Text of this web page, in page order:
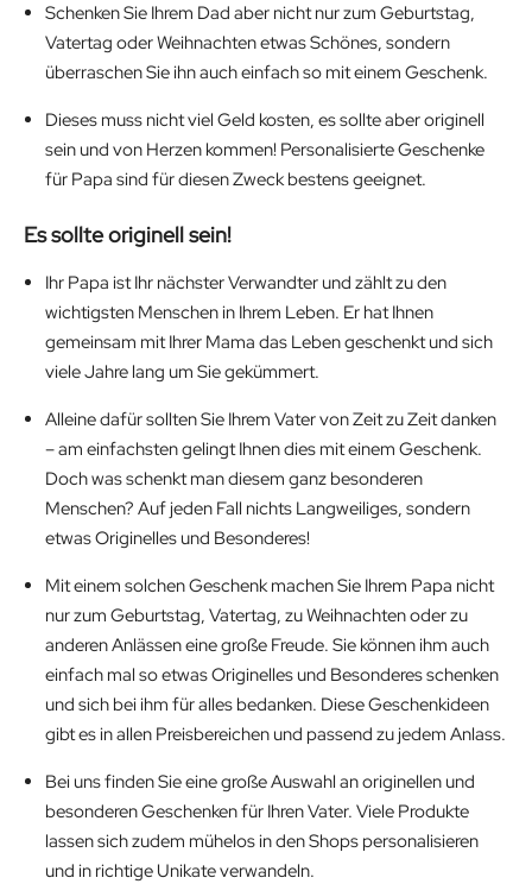
Schenken Sie Ihrem Dad aber nicht nur zum Geburtstag,
Vatertag oder Weihnachten etwas Schönes, sondern
überraschen Sie ihn auch einfach so mit einem Geschenk.
Dieses muss nicht viel Geld kosten, es sollte aber originell
sein und von Herzen kommen! Personalisierte Geschenke
für Papa sind für diesen Zweck bestens geeignet.
Es sollte originell sein!
Ihr Papa ist Ihr nächster Verwandter und zählt zu den
wichtigsten Menschen in Ihrem Leben. Er hat Ihnen
gemeinsam mit Ihrer Mama das Leben geschenkt und sich
viele Jahre lang um Sie gekümmert.
Alleine dafür sollten Sie Ihrem Vater von Zeit zu Zeit danken
– am einfachsten gelingt Ihnen dies mit einem Geschenk.
Doch was schenkt man diesem ganz besonderen
Menschen? Auf jeden Fall nichts Langweiliges, sondern
etwas Originelles und Besonderes!
Mit einem solchen Geschenk machen Sie Ihrem Papa nicht
nur zum Geburtstag, Vatertag, zu Weihnachten oder zu
anderen Anlässen eine große Freude. Sie können ihm auch
einfach mal so etwas Originelles und Besonderes schenken
und sich bei ihm für alles bedanken. Diese Geschenkideen
gibt es in allen Preisbereichen und passend zu jedem Anlass.
Bei uns finden Sie eine große Auswahl an originellen und
besonderen Geschenken für Ihren Vater. Viele Produkte
lassen sich zudem mühelos in den Shops personalisieren
und in richtige Unikate verwandeln.